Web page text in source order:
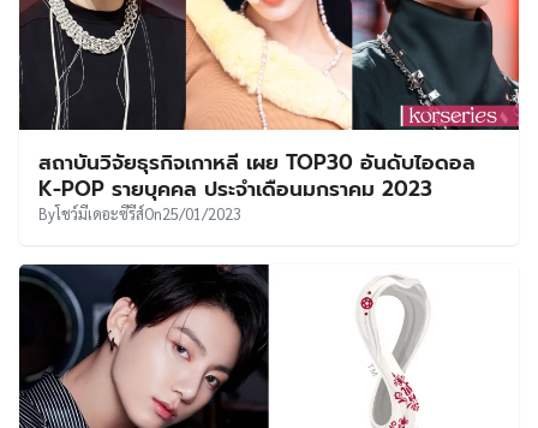
สถาบันวิจัยธุรกิจเกาหลี เผย TOP30 อันดับไอดอล
K-POP รายบุคคล ประจำเดือนมกราคม 2023
Byโชว์มีเดอะซีรีส์On25/01/2023